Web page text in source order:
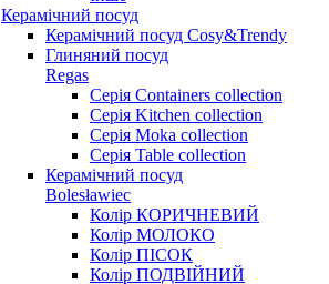
Керамічний посуд
Керамічний посуд Cosy&Trendy
Глиняний посуд
Regas
Серія Containers collection
Серія Kitchen collection
Серія Moka collection
Серія Table collection
Керамічний посуд
Bolesławiec
Колір КОРИЧНЕВИЙ
Колір МОЛОКО
Колір ПІСОК
Колір ПОДВІЙНИЙ